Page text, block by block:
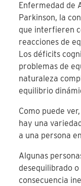
Enfermedad de
Parkinson, la
que interfieren
reacciones de
Los déficits
problemas de
naturaleza
equilibrio
Como puede
hay una
a una persona
Algunas
desequilibrado
consecuencia